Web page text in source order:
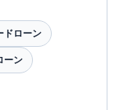
ドローン
ーン